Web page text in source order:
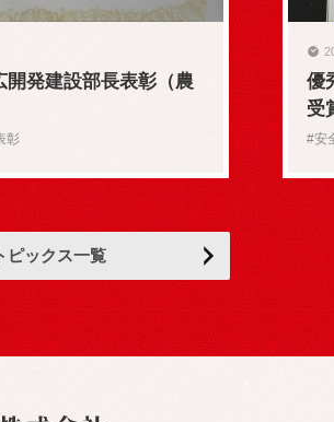
開発建設部長表彰（農
彰
優
受
#安
ピックス一覧